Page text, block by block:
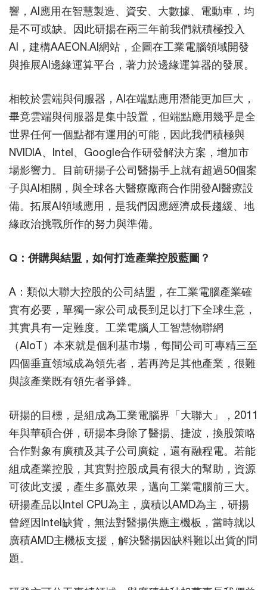
響，AI應用在智慧製造、資安、大數據、電動車，均
是不可或缺。因此研揚在兩三年前我們就積極投入
AI，建構AAEON.AI網站，企圖在工業電腦領域開發
與推展AI邊緣運算平台，著力於邊緣運算器的發展。
相較於雲端與伺服器，AI在端點應用潛能更加巨大，
畢竟雲端與伺服器是集中設置，但端點應用幾乎是全
世界任何一個點都有運用的可能，因此我們積極與
NVIDIA、Intel、Google合作研發解決方案，增加市
場影響力。目前研揚子公司醫揚手上就有超過50個案
子與AI相關，與全球各大醫療廠商合作開發AI醫療設
備。拓展AI領域應用，是我們因應經濟成長趨緩、地
緣政治挑戰所作的努力與準備。
Q：併購與結盟，如何打造產業控股藍圖？
A：類似大聯大控股的公司結盟，在工業電腦產業確
實有必要，單獨一家公司成長到足以打下全球生意，
其實具有一定難度。工業電腦人工智慧物聯網
（AIoT）本來就是個利基市場，每間公司可專精三至
四個垂直領域成為領先者，若再跨足其他產業，很難
與該產業既有領先者爭鋒。
研揚的目標，是組成為工業電腦界「大聯大」，2011
年與華碩合併，研揚本身除了醫揚、捷波，換股策略
合作對象有廣積及其子公司廣錠，還有融程電。若能
組成產業控股，其實對控股成員有很大的幫助，資源
可彼此支援，產生多贏效果，邁向工業電腦前三大。
研揚產品以Intel CPU為主，廣積以AMD為主，研揚
曾經因Intel缺貨，無法對醫揚供應主機板，當時就以
廣積AMD主機板支援，解決醫揚因缺料難以出貨的問
題。